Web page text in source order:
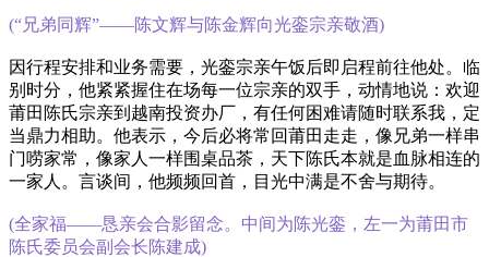
(“兄弟同辉”——陈文辉与陈金辉向光銮宗亲敬酒)
因行程安排和业务需要，光銮宗亲午饭后即启程前往他处。临
别时分，他紧紧握住在场每一位宗亲的双手，动情地说：欢迎
莆田陈氏宗亲到越南投资办厂，有任何困难请随时联系我，定
当鼎力相助。他表示，今后必将常回莆田走走，像兄弟一样串
门唠家常，像家人一样围桌品茶，天下陈氏本就是血脉相连的
一家人。言谈间，他频频回首，目光中满是不舍与期待。
(全家福——恳亲会合影留念。中间为陈光銮，左一为莆田市
陈氏委员会副会长陈建成)